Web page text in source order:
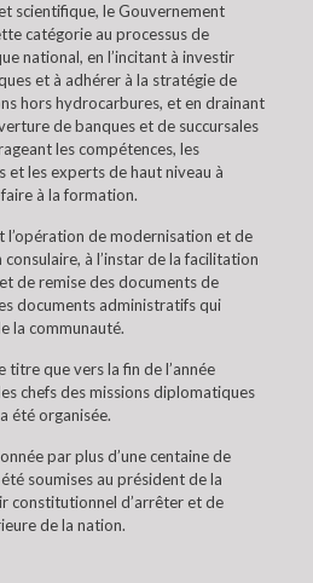
scientifique, le Gouvernement
catégorie au processus de
national, en l’incitant à investir
et à adhérer à la stratégie de
hors hydrocarbures, et en drainant
de banques et de succursales
les compétences, les
et les experts de haut niveau à
à la formation.
l’opération de modernisation et de
à l’instar de la facilitation
de remise des documents de
documents administratifs qui
la communauté.
titre que vers la fin de l’année
chefs des missions diplomatiques
été organisée.
par plus d’une centaine de
soumises au président de la
constitutionnel d’arrêter et de
de la nation.